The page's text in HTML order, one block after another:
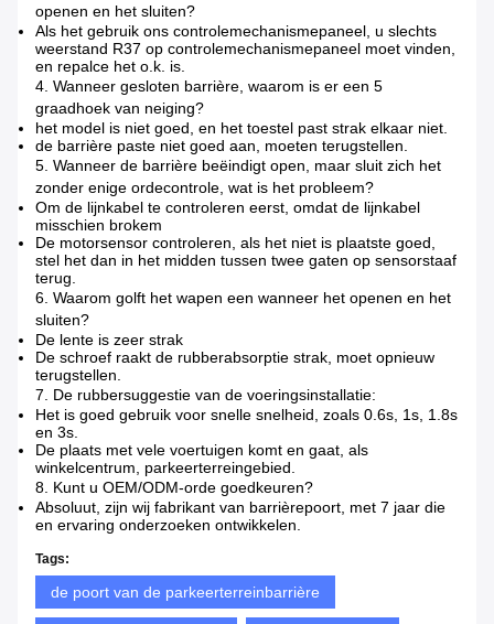
openen en het sluiten?
Als het gebruik ons controlemechanismepaneel, u slechts
weerstand R37 op controlemechanismepaneel moet vinden,
en repalce het o.k. is.
4. Wanneer gesloten barrière, waarom is er een 5
graadhoek van neiging?
het model is niet goed, en het toestel past strak elkaar niet.
de barrière paste niet goed aan, moeten terugstellen.
5. Wanneer de barrière beëindigt open, maar sluit zich het
zonder enige ordecontrole, wat is het probleem?
Om de lijnkabel te controleren eerst, omdat de lijnkabel
misschien brokem
De motorsensor controleren, als het niet is plaatste goed,
stel het dan in het midden tussen twee gaten op sensorstaaf
terug.
6. Waarom golft het wapen een wanneer het openen en het
sluiten?
De lente is zeer strak
De schroef raakt de rubberabsorptie strak, moet opnieuw
terugstellen.
7. De rubbersuggestie van de voeringsinstallatie:
Het is goed gebruik voor snelle snelheid, zoals 0.6s, 1s, 1.8s
en 3s.
De plaats met vele voertuigen komt en gaat, als
winkelcentrum, parkeerterreingebied.
8. Kunt u OEM/ODM-orde goedkeuren?
Absoluut, zijn wij fabrikant van barrièrepoort, met 7 jaar die
en ervaring onderzoeken ontwikkelen.
Tags:
de poort van de parkeerterreinbarrière